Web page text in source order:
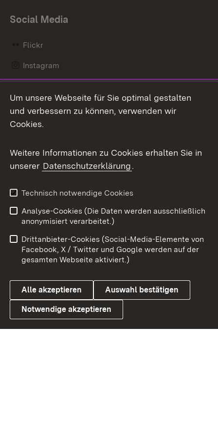
Social Media
Flickr
Instagram
Mastodon
Messenger
Social Wall
X / Twitter
Youtube
Link zum Landesportal
Benutzungshinweise
Barrierefreiheit
Datenschutz
Cookies
Um unsere Webseite für Sie optimal gestalten
und verbessern zu können, verwenden wir
Cookies.
Weitere Informationen zu Cookies erhalten Sie in
unserer Datenschutzerklärung.
Technisch notwendige Cookies
Analyse-Cookies (Die Daten werden ausschließlich
anonymisiert verarbeitet.)
Drittanbieter-Cookies (Social-Media-Elemente von
Facebook, X / Twitter und Google werden auf der
gesamten Webseite aktiviert.)
Alle akzeptieren Auswahl bestätigen
Notwendige akzeptieren